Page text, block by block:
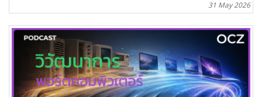
31 May 2026